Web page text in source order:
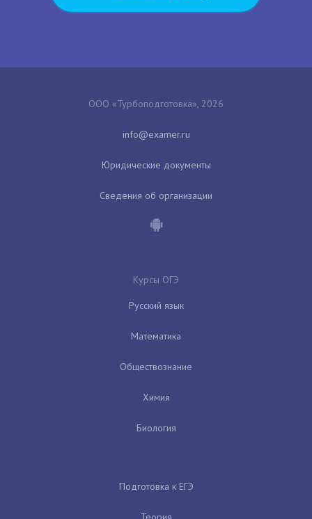
ООО «Турбоподготовка», 2026
Юридические документы
Сведения об организации
Курсы ОГЭ
Русский язык
Математика
Обществознание
Химия
Биология
Подготовка к ЕГЭ